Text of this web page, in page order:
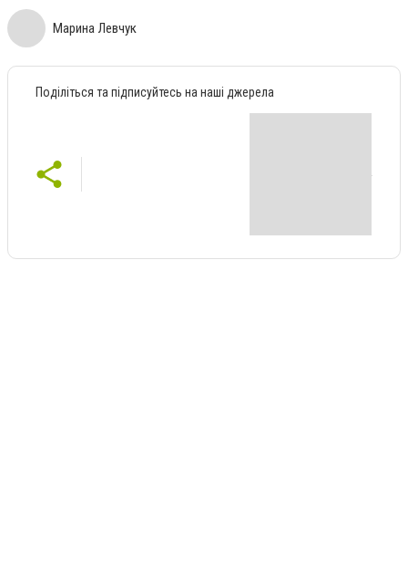
Марина Левчук
Поділіться та підписуйтесь на наші джерела